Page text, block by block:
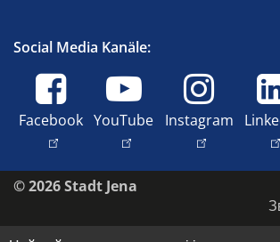
Social Media Kanäle:
Facebook YouTube Instagram
© 2026 Stadt Jena